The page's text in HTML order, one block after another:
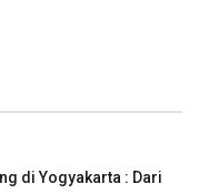
di Yogyakarta : Dari